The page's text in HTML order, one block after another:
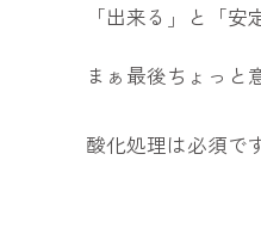
「出来る」と「安
まぁ最後ちょっと
酸化処理は必須で